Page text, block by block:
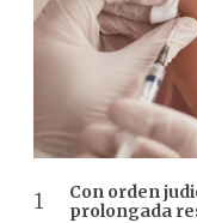
Con orden
prolongada